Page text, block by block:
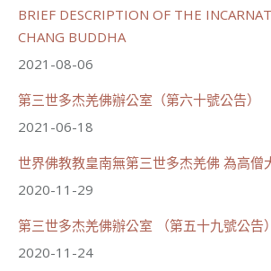
載入更多
BRIEF DESCRIPTION OF THE
CHANG BUDDHA
2021-08-06
第三世多杰羌佛辦公室（第六十號公告）
2021-06-18
世界佛教教皇南無第三世多杰羌佛 為高僧
2020-11-29
第三世多杰羌佛辦公室 （第五十九號公告）
2020-11-24